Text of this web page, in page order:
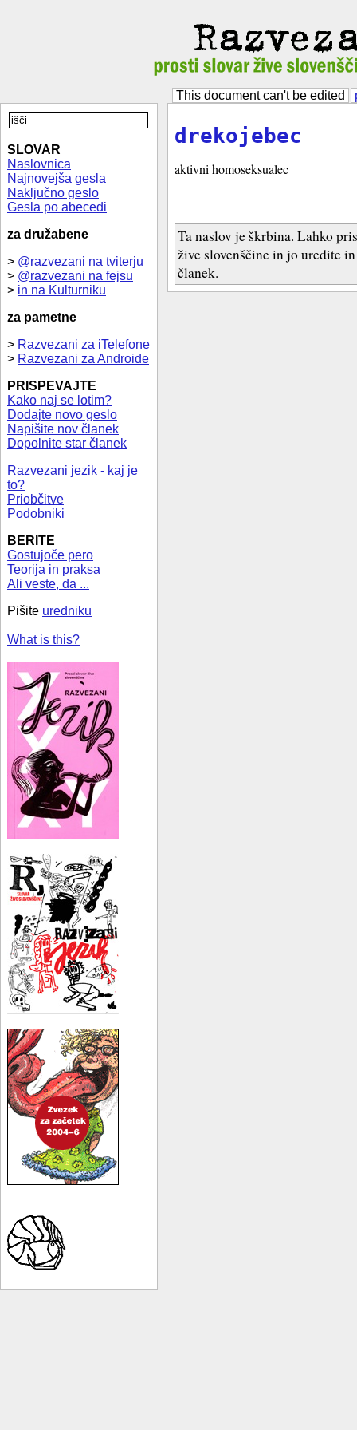
This document can't be edited
SLOVAR
Naslovnica
Najnovejša gesla
Naključno geslo
Gesla po abecedi
za družabene
> @razvezani na tviterju
> @razvezani na fejsu
> in na Kulturniku
za pametne
> Razvezani za iTelefone
> Razvezani za Androide
PRISPEVAJTE
Kako naj se lotim?
Dodajte novo geslo
Napišite nov članek
Dopolnite star članek
Razvezani jezik - kaj je
to?
Priobčitve
Podobniki
BERITE
Gostujoče pero
Teorija in praksa
Ali veste, da ...
Pišite uredniku
What is this?
drekojebec
aktivni homoseksualec
Ta naslov je škrbina. Lahko
žive slovenščine in jo uredite
članek.